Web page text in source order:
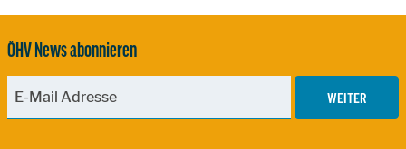
ÖHV News abonnieren
WEITER